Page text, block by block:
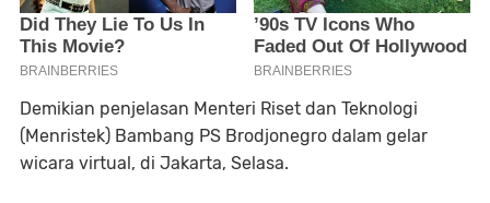
Demikian penjelasan Menteri Riset dan Teknologi
(Menristek) Bambang PS Brodjonegro dalam gelar
wicara virtual, di Jakarta, Selasa.